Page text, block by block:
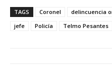
TAGS Coronel delincuencia
jefe
Policía Telmo Pesantes